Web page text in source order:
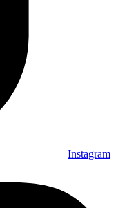
Instagram